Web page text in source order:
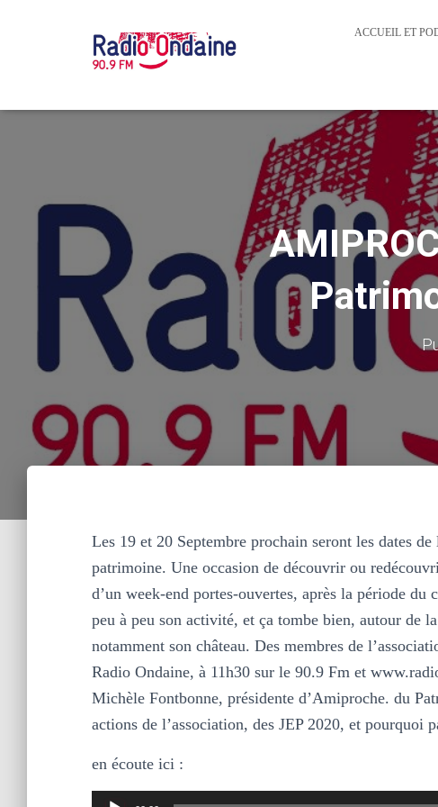
ACCUEIL ET
Les 19 et 20 Septembre prochain seront les dates
patrimoine. Une occasion de découvrir ou
d’un week-end portes-ouvertes, après la période
peu à peu son activité, et ça tombe bien, autour de
notamment son château. Des membres de
Radio Ondaine, à 11h30 sur le 90.9 Fm et
Michèle Fontbonne, présidente d’Amiproche. du
actions de l’association, des JEP 2020, et pourquoi
en écoute ici :
Lecteur